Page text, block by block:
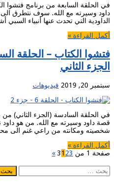
في الحلقة السابعة من برنامج
داود وسيرته مع الله. سوف نتطرق
الداودية التي تحدث عنها أنبياء السبي
أكمل القراءة »
فتشوا الكتاب – الحلقة
الجزء الثاني
سبتمبر 20, 2019 فيديوهات
في الحلقة السادسة (الجزء الثاني)
قصة داود وسيرته مع الله. من هو داود
شخصيته ومكانته من راعي غنم الى
أكمل القراءة »
صفحة 1 من 3
1 23
»
البحث
عن: